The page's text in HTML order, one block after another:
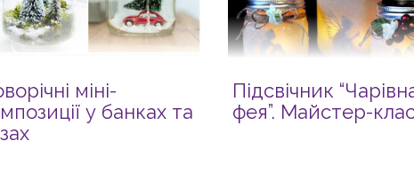
міні-
у банках та
Підсвічник
фея”. Майстер-